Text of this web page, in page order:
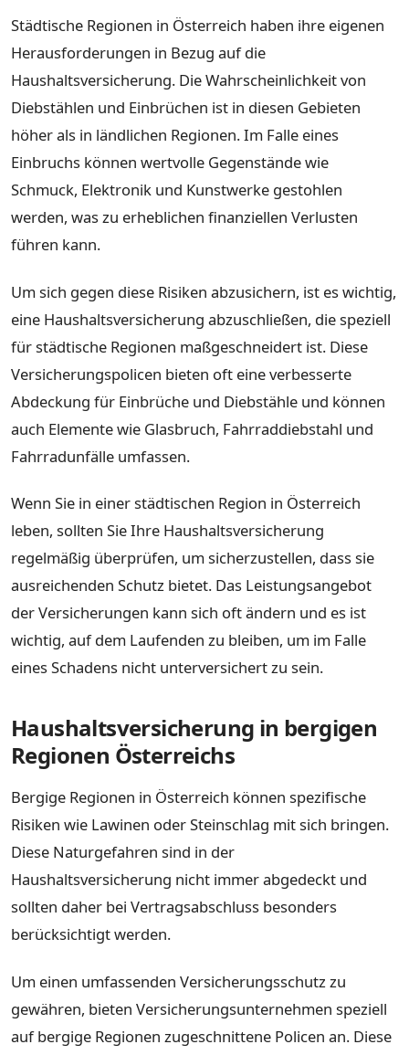
Städtische Regionen in Österreich haben ihre eigenen
Herausforderungen in Bezug auf die
Haushaltsversicherung. Die Wahrscheinlichkeit von
Diebstählen und Einbrüchen ist in diesen Gebieten
höher als in ländlichen Regionen. Im Falle eines
Einbruchs können wertvolle Gegenstände wie
Schmuck, Elektronik und Kunstwerke gestohlen
werden, was zu erheblichen finanziellen Verlusten
führen kann.
Um sich gegen diese Risiken abzusichern, ist es wichtig,
eine Haushaltsversicherung abzuschließen, die speziell
für städtische Regionen maßgeschneidert ist. Diese
Versicherungspolicen bieten oft eine verbesserte
Abdeckung für Einbrüche und Diebstähle und können
auch Elemente wie Glasbruch, Fahrraddiebstahl und
Fahrradunfälle umfassen.
Wenn Sie in einer städtischen Region in Österreich
leben, sollten Sie Ihre Haushaltsversicherung
regelmäßig überprüfen, um sicherzustellen, dass sie
ausreichenden Schutz bietet. Das Leistungsangebot
der Versicherungen kann sich oft ändern und es ist
wichtig, auf dem Laufenden zu bleiben, um im Falle
eines Schadens nicht unterversichert zu sein.
Haushaltsversicherung in bergigen
Regionen Österreichs
Bergige Regionen in Österreich können spezifische
Risiken wie Lawinen oder Steinschlag mit sich bringen.
Diese Naturgefahren sind in der
Haushaltsversicherung nicht immer abgedeckt und
sollten daher bei Vertragsabschluss besonders
berücksichtigt werden.
Um einen umfassenden Versicherungsschutz zu
gewähren, bieten Versicherungsunternehmen speziell
auf bergige Regionen zugeschnittene Policen an. Diese